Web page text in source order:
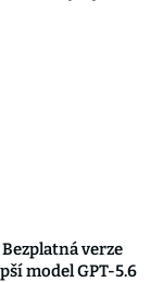
verze
model GPT-5.6